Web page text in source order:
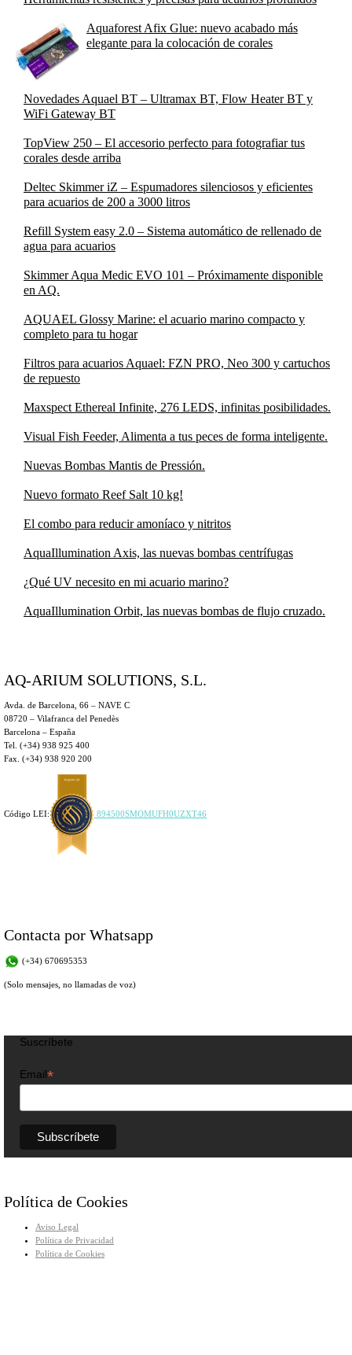
Aquaforest Afix Glue: nuevo acabado más
elegante para la colocación de corales
Novedades Aquael BT – Ultramax BT, Flow Heater BT y
WiFi Gateway BT
TopView 250 – El accesorio perfecto para fotografiar tus
corales desde arriba
Deltec Skimmer iZ – Espumadores silenciosos y eficientes
para acuarios de 200 a 3000 litros
Refill System easy 2.0 – Sistema automático de rellenado de
agua para acuarios
Skimmer Aqua Medic EVO 101 – Próximamente disponible
en AQ.
AQUAEL Glossy Marine: el acuario marino compacto y
completo para tu hogar
Filtros para acuarios Aquael: FZN PRO, Neo 300 y cartuchos
de repuesto
Maxspect Ethereal Infinite, 276 LEDS, infinitas posibilidades.
Visual Fish Feeder, Alimenta a tus peces de forma inteligente.
Nuevas Bombas Mantis de Pressión.
Nuevo formato Reef Salt 10 kg!
El combo para reducir amoníaco y nitritos
AquaIllumination Axis, las nuevas bombas centrífugas
¿Qué UV necesito en mi acuario marino?
AquaIllumination Orbit, las nuevas bombas de flujo cruzado.
AQ-ARIUM SOLUTIONS, S.L.
Avda. de Barcelona, 66 – NAVE C
08720 – Vilafranca del Penedès
Barcelona – España
Tel. (+34) 938 925 400
Fax. (+34) 938 920 200
Código LEI: 894500SMOMUFH0UZXT46
Contacta por Whatsapp
(+34) 670695353
(Solo mensajes, no llamadas de voz)
Suscríbete
Email*
Política de Cookies
Aviso Legal
Política de Privacidad
Política de Cookies